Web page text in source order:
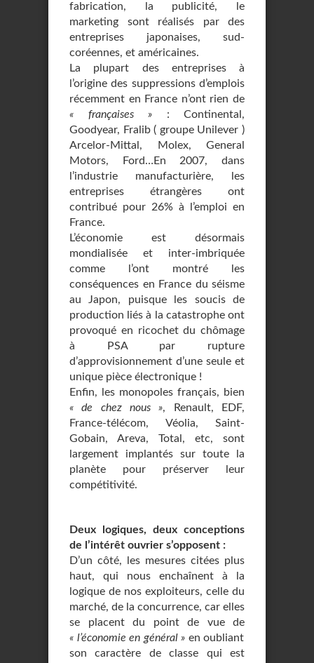
fabrication, la publicité, le
marketing sont réalisés par des
entreprises japonaises, sud-
coréennes, et américaines.
La plupart des entreprises à
l’origine des suppressions d’emplois
récemment en France n’ont rien de
« françaises » : Continental,
Goodyear, Fralib ( groupe Unilever )
Arcelor-Mittal, Molex, General
Motors, Ford…En 2007, dans
l’industrie manufacturière, les
entreprises étrangères ont
contribué pour 26% à l’emploi en
France.
L’économie est désormais
mondialisée et inter-imbriquée
comme l’ont montré les
conséquences en France du séisme
au Japon, puisque les soucis de
production liés à la catastrophe ont
provoqué en ricochet du chômage
à PSA par rupture
d’approvisionnement d’une seule et
unique pièce électronique !
Enfin, les monopoles français, bien
« de chez nous », Renault, EDF,
France-télécom, Véolia, Saint-
Gobain, Areva, Total, etc, sont
largement implantés sur toute la
planète pour préserver leur
compétitivité.
Deux logiques, deux conceptions
de l’intérêt ouvrier s’opposent :
D’un côté, les mesures citées plus
haut, qui nous enchaînent à la
logique de nos exploiteurs, celle du
marché, de la concurrence, car elles
se placent du point de vue de
« l’économie en général » en oubliant
son caractère de classe qui est